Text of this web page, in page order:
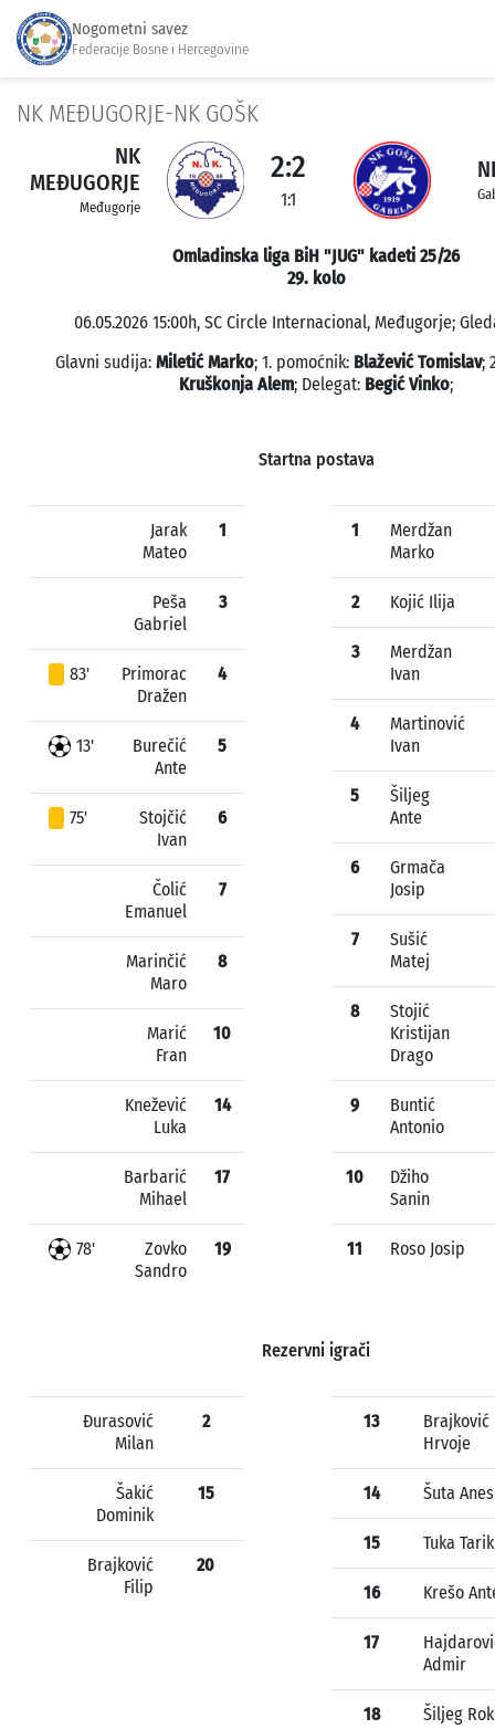
Nogometni savez
Federacije Bosne i Hercegovine
NK MEĐUGORJE-NK GOŠK
NK
MEĐUGORJE
Međugorje
2:2
1:1
Omladinska liga BiH "JUG" kadeti 25/26
29. kolo
06.05.2026 15:00h, SC Circle Internacional, Međugorje;
Glavni sudija: Miletić Marko; 1. pomoćnik: Blažević Tomislav;
Kruškonja Alem; Delegat: Begić Vinko;
Startna postava
Jarak
Mateo
1
Peša
Gabriel
3
83'
Primorac
Dražen
4
13'
Burečić
Ante
5
75'
Stojčić
Ivan
6
Čolić
Emanuel
7
Marinčić
Maro
8
Marić
Fran
10
Knežević
Luka
14
Barbarić
Mihael
17
78'
Zovko
Sandro
19
1
Merdžan
Marko
2 Kojić Ilija
3
Merdžan
Ivan
4
Martinović
Ivan
5
Šiljeg
Ante
6
Grmača
Josip
7
Sušić
Matej
8
Stojić
Kristijan
Drago
9
Buntić
Antonio
10
Džiho
Sanin
11 Roso Josip
Rezervni igrači
Đurasović
Milan
2
Šakić
Dominik
15
Brajković
Filip
20
13
Brajković
Hrvoje
14 Šuta Anes
15 Tuka Tarik
16 Krešo
17
Admir
18 Šiljeg